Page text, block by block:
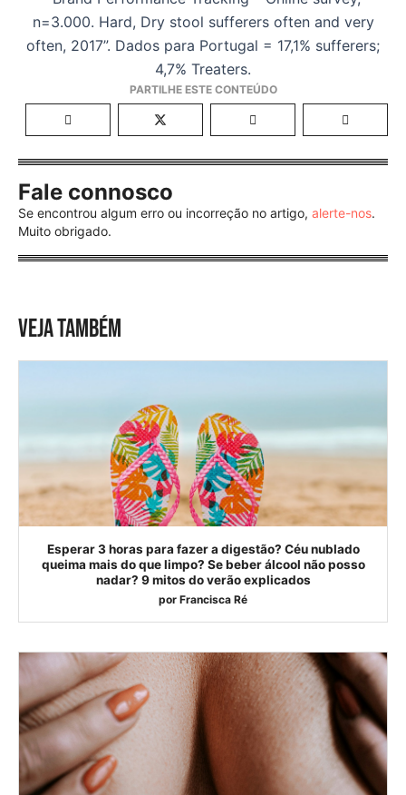
n=3.000. Hard, Dry stool sufferers often and very
often, 2017”. Dados para Portugal = 17,1% sufferers;
4,7% Treaters.
Fale connosco
Se encontrou algum erro ou incorreção no artigo, alerte-nos.
Muito obrigado.
VEJA TAMBÉM
Esperar 3 horas para fazer a digestão? Céu nublado
queima mais do que limpo? Se beber álcool não posso
nadar? 9 mitos do verão explicados
por Francisca Ré